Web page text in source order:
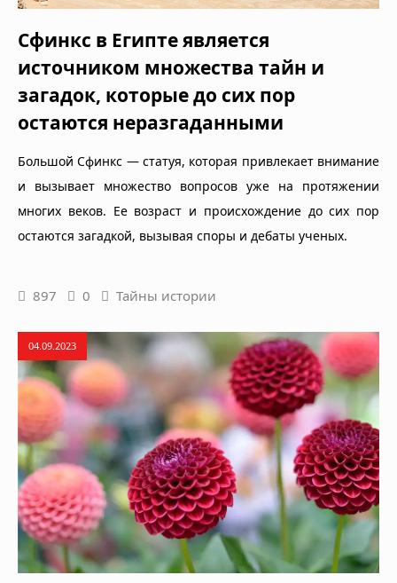
Сфинкс в Египте является
источником множества тайн и
загадок, которые до сих пор
остаются неразгаданными
Большой Сфинкс — статуя, которая привлекает внимание
и вызывает множество вопросов уже на протяжении
многих веков. Ее возраст и происхождение до сих пор
остаются загадкой, вызывая споры и дебаты ученых.
897 0 Тайны истории
04.09.2023